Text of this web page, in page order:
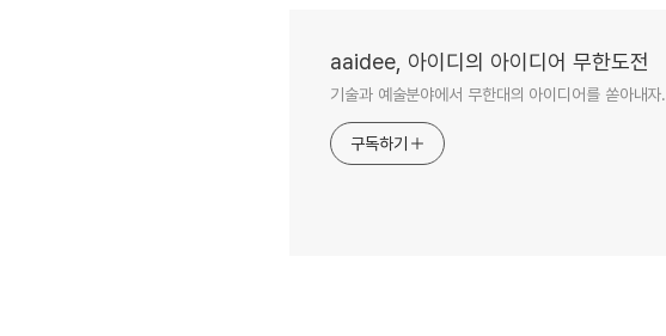
aaidee, 아이디의 아이디어 무한도전
기술과 예술분야에서 무한대의 아이디어를 쏟아내자.
구독하기